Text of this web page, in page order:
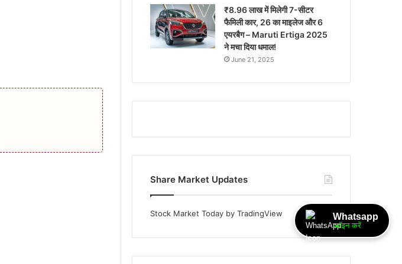
₹8.96 लाख में मिलेगी 7-सीटर
फैमिली कार, 26 का माइलेज और 6
एयरबैग – Maruti Ertiga 2025
ने मचा दिया धमाल!
June 21, 2025
Share Market Updates
Stock Market Today by TradingView Whatsapp
ज्वॉइन करें